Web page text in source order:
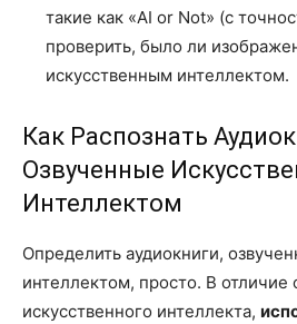
такие как «AI or Not» (с
проверить, было ли
искусственным интеллектом.
Как Распознать
Озвученные
Интеллектом
Определить аудиокниги,
интеллектом, просто. В отличие
искусственного интеллекта,